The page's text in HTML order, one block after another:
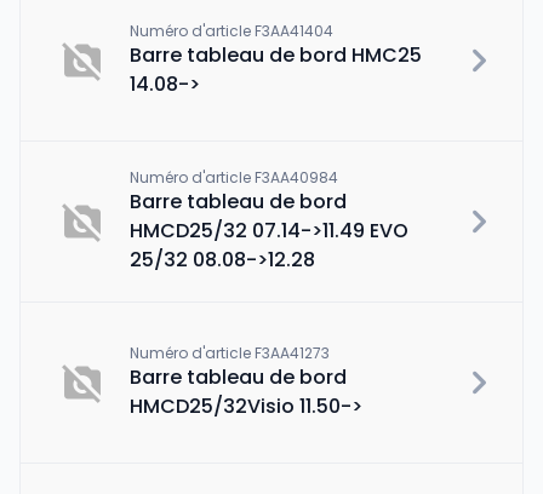
Numéro d'article F3AA41404
Barre tableau de bord HMC25
14.08->
Numéro d'article F3AA40984
Barre tableau de bord
HMCD25/32 07.14->11.49 EVO
25/32 08.08->12.28
Numéro d'article F3AA41273
Barre tableau de bord
HMCD25/32Visio 11.50->